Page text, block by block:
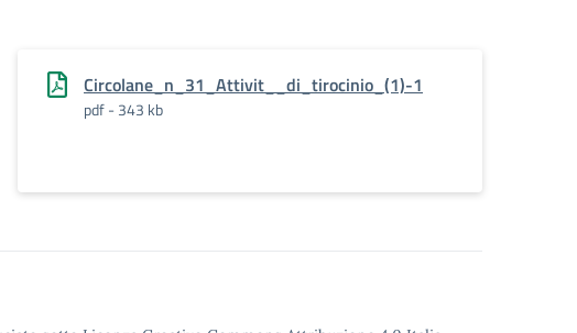
Circolane_n_31_Attivit__di_tirocinio_(1)-1
pdf - 343 kb